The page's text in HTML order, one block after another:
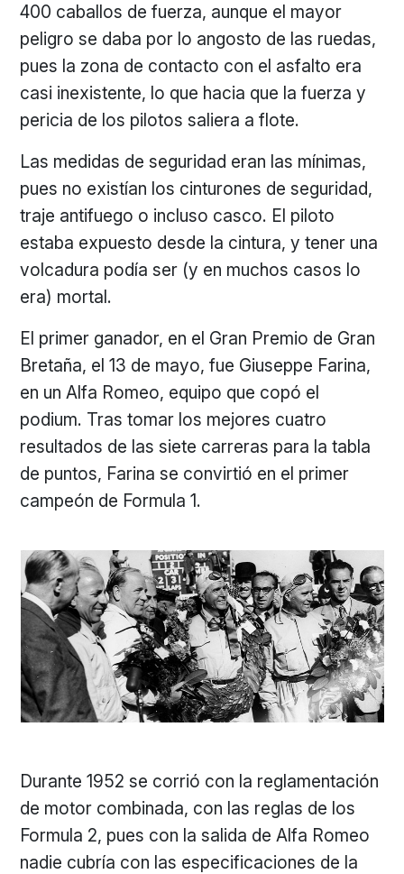
400 caballos de fuerza, aunque el mayor
peligro se daba por lo angosto de las ruedas,
pues la zona de contacto con el asfalto era
casi inexistente, lo que hacia que la fuerza y
pericia de los pilotos saliera a flote.
Las medidas de seguridad eran las mínimas,
pues no existían los cinturones de seguridad,
traje antifuego o incluso casco. El piloto
estaba expuesto desde la cintura, y tener una
volcadura podía ser (y en muchos casos lo
era) mortal.
El primer ganador, en el Gran Premio de Gran
Bretaña, el 13 de mayo, fue Giuseppe Farina,
en un Alfa Romeo, equipo que copó el
podium. Tras tomar los mejores cuatro
resultados de las siete carreras para la tabla
de puntos, Farina se convirtió en el primer
campeón de Formula 1.
Durante 1952 se corrió con la reglamentación
de motor combinada, con las reglas de los
Formula 2, pues con la salida de Alfa Romeo
nadie cubría con las especificaciones de la